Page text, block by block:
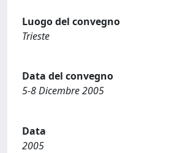
Luogo del convegno
Trieste
Data del convegno
5-8 Dicembre 2005
Data
2005